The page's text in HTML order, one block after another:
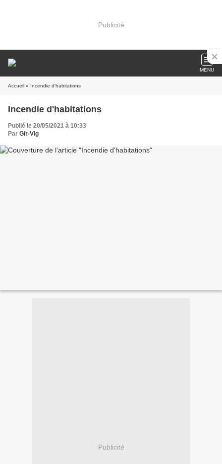
Publicité
MENU
Accueil » Incendie d'habitations
Incendie d'habitations
Publié le 20/05/2021 à 10:33
Par Gir-Vig
Publicité